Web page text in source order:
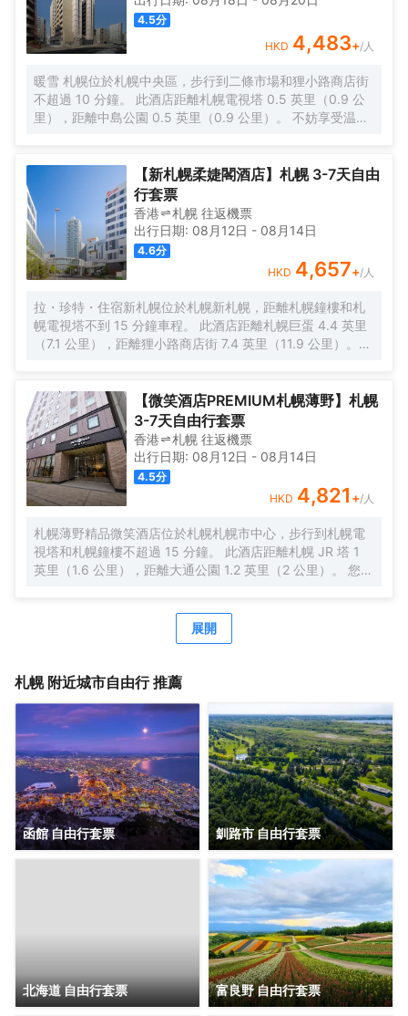
4.5分
HKD 4,483+/人
暖雪 札幌位於札幌中央區，步行到二條市場和狸小路商店街
不超過 10 分鐘。 此酒店距離札幌電視塔 0.5 英里（0.9 公
里），距離中島公園 0.5 英里（0.9 公里）。 不妨享受温泉
時前台服務和電梯。酒店提供收費自助停車。 有 136 間空調
客房提供平板電視；您定能在旅途中找到家的舒適。提供免
費無線網絡，方便您與朋友保持聯繫；數碼頻道可滿足您的
娛樂需求。浴室提供免費洗浴用品和吹風機。便利設施包括
保險箱和書桌；而且每天提供客房服務。
【新札幌柔婕閣酒店】札幌 3-7天自由
行套票
香港 札幌 往返機票
出行日期: 08月12日 - 08月14日
4.6分
HKD 4,657+/人
拉・珍特・住宿新札幌位於札幌新札幌，距離札幌鐘樓和札
幌電視塔不到 15 分鐘車程。 此酒店距離札幌巨蛋 4.4 英里
（7.1 公里），距離狸小路商店街 7.4 英里（11.9 公里）。
24 小時前台服務、行李寄存和洗衣設施。 有 172 間空調客
房提供液晶電視；您定能在旅途中找到家的舒適。提供免費
無線網絡，方便您與朋友保持聯繫；數碼頻道可滿足您的娛
樂需求。浴室提供淋浴設施、坐浴桶和拖鞋。便利設施包括
保險箱和書桌；而且每次住宿一次提供客房服務。
【微笑酒店PREMIUM札幌薄野】札幌
3-7天自由行套票
香港 札幌 往返機票
出行日期: 08月12日 - 08月14日
4.5分
HKD 4,821 +/人
札幌薄野精品微笑酒店位於札幌札幌市中心，步行到札幌電
視塔和札幌鐘樓不超過 15 分鐘。 此酒店距離札幌 JR 塔 1
英里（1.6 公里），距離大通公園 1.2 英里（2 公里）。 您可
提供收費的自助式早餐。 特色服務/設施包括乾洗/洗衣服
務、24 小時前台服務和行李寄存。酒店提供收費自助停車。
到家的舒適。提供免費無線網絡，方便您與朋友保持聯繫；
費洗浴用品和坐浴桶。便利設施包括書桌和電熱水壺；而且
每天提供客房服務。
展開
札幌附近城市自由行 推薦
函館 自由行套票 釧路市 自由行套票
北海道 自由行套票 富良野 自由行套票